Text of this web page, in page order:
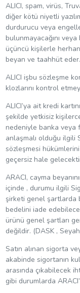
ALICI, spam, virüs,
diğer kötü niyetli
durdurucu veya
bulunmayacağını
üçüncü kişilerle
beyan ve taahhüt eder.
ALICI işbu sözleşme
klozlarını kontrol
ALICI’ya ait kredi
şekilde yetkisiz
nedeniyle banka veya
anlaşmalı olduğu ilgili
sözleşmesi
geçersiz hale
ARACI, cayma
içinde , durumu ilgili
şirketi genel şartlarda
bedelini iade
ürünü genel şartları
değildir. (DASK ,
Satın alınan sigorta
akabinde sigortanın
arasında çıkabilecek
gibi durumlarda